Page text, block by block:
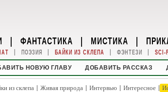
| ФАНТАСТИКА | МИСТИКА |
| ПОЭЗИЯ | БАЙКИ ИЗ СКЛЕПА | ФЭНТЕЗИ | SCI-
НОВУЮ ГЛАВУ ДОБАВИТЬ РАССКАЗ
из склепа | Живая природа | Интервью | Интересное |